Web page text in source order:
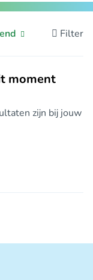
Filter
moment
zijn bij jouw